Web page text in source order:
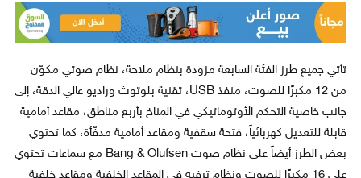
تأتي جميع طرز الفئة السابعة مزودة بنظام ملاحة، نظام صوتي مكوّن
من 12 مكبرًا للصوت، منفذ USB، تقنية بلوتوث وراديو عالي الدقة، إلى
جانب خاصية التحكم الأوتوماتيكي في المناخ بأربع مناطق، مقاعد أمامية
قابلة للتعديل كهربائياً، فتحة سقفية ومقاعد أمامية مدفّأة، كما تحتوي
بعض الطرز أيضاً على نظام صوت Bang & Olufsen مع سماعات تحتوي
على 16 مكبرًا للصوت ونظام ترفيه في المقاعد الخلفية ومقاعد خلفية